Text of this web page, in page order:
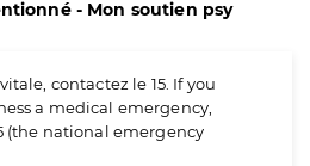
- Mon soutien psy
contactez le 15. If you
a medical emergency,
(the national emergency